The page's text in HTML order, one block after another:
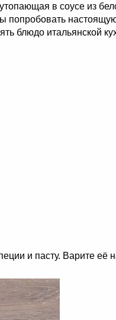
в соусе из
попробовать
блюдо итальянской
и пасту. Варите её